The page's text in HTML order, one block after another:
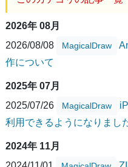
2026年 08月
2026/08/08
MagicalDraw
作について
2025年 07月
2025/07/26
MagicalDraw
利用できるようになりまし
2024年 11月